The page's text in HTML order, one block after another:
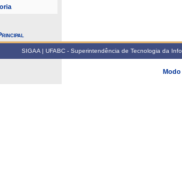
SIGAA | UFABC - Superintendência de Tecnologia da
Modo